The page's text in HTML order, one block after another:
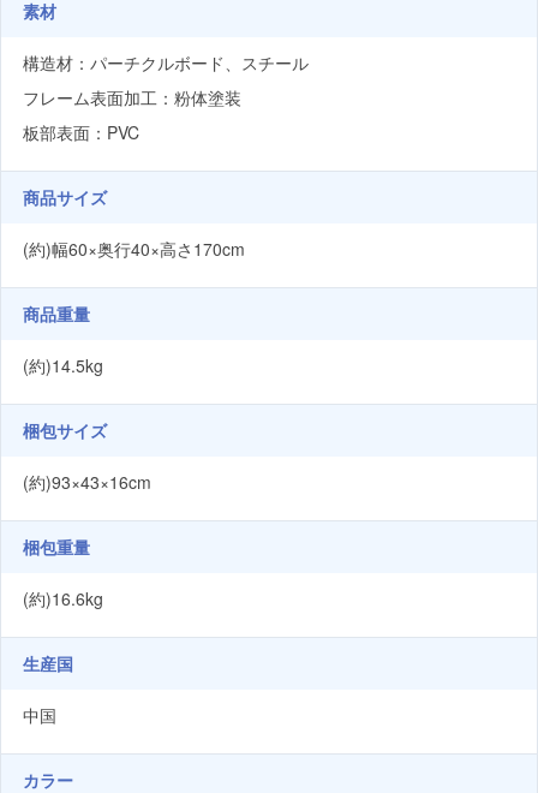
素材
構造材：パーチクルボード、スチール
フレーム表面加工：粉体塗装
板部表面：PVC
商品サイズ
(約)幅60×奥行40×高さ170cm
商品重量
(約)14.5kg
梱包サイズ
(約)93×43×16cm
梱包重量
(約)16.6kg
生産国
中国
カラー